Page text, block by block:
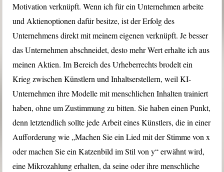
Motivation verknüpft. Wenn ich für ein Unternehmen arbeite
und Aktienoptionen dafür besitze, ist der Erfolg des
Unternehmens direkt mit meinem eigenen verknüpft. Je besser
das Unternehmen abschneidet, desto mehr Wert erhalte ich aus
meinen Aktien. Im Bereich des Urheberrechts brodelt ein
Krieg zwischen Künstlern und Inhaltserstellern, weil KI-
Unternehmen ihre Modelle mit menschlichen Inhalten trainiert
haben, ohne um Zustimmung zu bitten. Sie haben einen Punkt,
denn letztendlich sollte jede Arbeit eines Künstlers, die in einer
Aufforderung wie „Machen Sie ein Lied mit der Stimme von x
oder machen Sie ein Katzenbild im Stil von y“ erwähnt wird,
eine Mikrozahlung erhalten, da seine oder ihre menschliche